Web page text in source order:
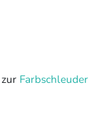
Farbschleuder